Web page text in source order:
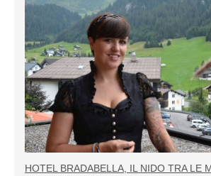
HOTEL BRADABELLA, IL NIDO TRA LE